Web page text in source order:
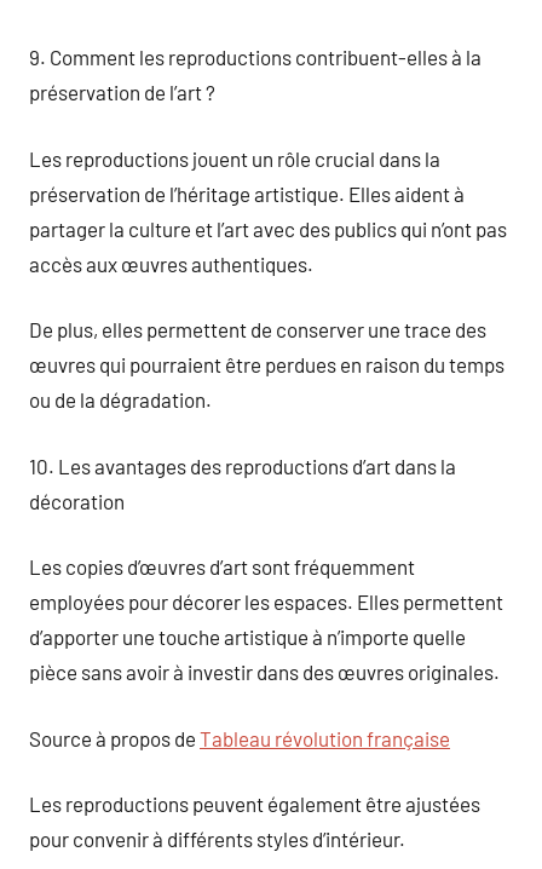
9. Comment les reproductions contribuent-elles à la
préservation de l’art ?
Les reproductions jouent un rôle crucial dans la
préservation de l’héritage artistique. Elles aident à
partager la culture et l’art avec des publics qui n’ont pas
accès aux œuvres authentiques.
De plus, elles permettent de conserver une trace des
œuvres qui pourraient être perdues en raison du temps
ou de la dégradation.
10. Les avantages des reproductions d’art dans la
décoration
Les copies d’œuvres d’art sont fréquemment
employées pour décorer les espaces. Elles permettent
d’apporter une touche artistique à n’importe quelle
pièce sans avoir à investir dans des œuvres originales.
Source à propos de Tableau révolution française
Les reproductions peuvent également être ajustées
pour convenir à différents styles d’intérieur.